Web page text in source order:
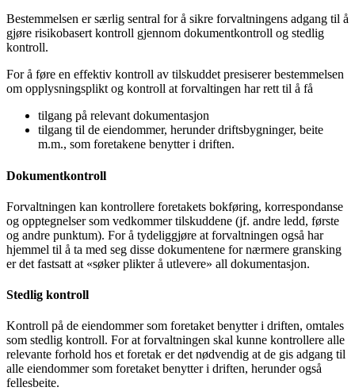
Bestemmelsen er særlig sentral for å sikre forvaltningens adgang til å
gjøre risikobasert kontroll gjennom dokumentkontroll og stedlig
kontroll.
For å føre en effektiv kontroll av tilskuddet presiserer bestemmelsen
om opplysningsplikt og kontroll at forvaltingen har rett til å få
tilgang på relevant dokumentasjon
tilgang til de eiendommer, herunder driftsbygninger, beite
m.m., som foretakene benytter i driften.
Dokumentkontroll
Forvaltningen kan kontrollere foretakets bokføring, korrespondanse
og opptegnelser som vedkommer tilskuddene (jf. andre ledd, første
og andre punktum). For å tydeliggjøre at forvaltningen også har
hjemmel til å ta med seg disse dokumentene for nærmere gransking
er det fastsatt at «søker plikter å utlevere» all dokumentasjon.
Stedlig kontroll
Kontroll på de eiendommer som foretaket benytter i driften, omtales
som stedlig kontroll. For at forvaltningen skal kunne kontrollere alle
relevante forhold hos et foretak er det nødvendig at de gis adgang til
alle eiendommer som foretaket benytter i driften, herunder også
fellesbeite.